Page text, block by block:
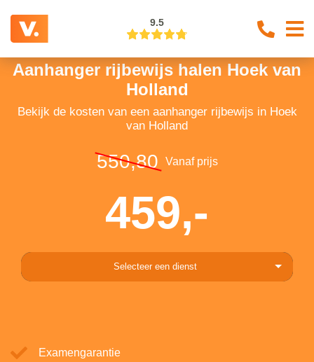
9.5
Aanhanger rijbewijs halen Hoek van
Holland
Bekijk de kosten van een aanhanger rijbewijs in Hoek
van Holland
550,80 Vanaf prijs
459,-
Selecteer een dienst
Examengarantie